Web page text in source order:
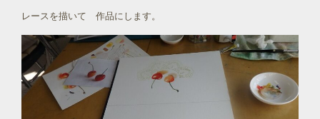
レースを描いて 作品にします。